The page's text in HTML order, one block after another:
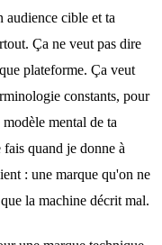
audience cible et ta
Ça ne veut pas dire
plateforme. Ça veut
constants, pour
mental de ta
quand je donne à
: une marque qu'on ne
la machine décrit mal.